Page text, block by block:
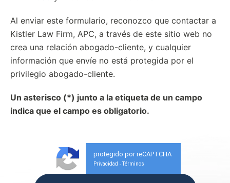
Al enviar este formulario, reconozco que contactar a
Kistler Law Firm, APC, a través de este sitio web no
crea una relación abogado-cliente, y cualquier
información que envíe no está protegida por el
privilegio abogado-cliente.
Un asterisco (*) junto a la etiqueta de un campo
indica que el campo es obligatorio.
protegido por reCAPTCHA
Privacidad - Términos